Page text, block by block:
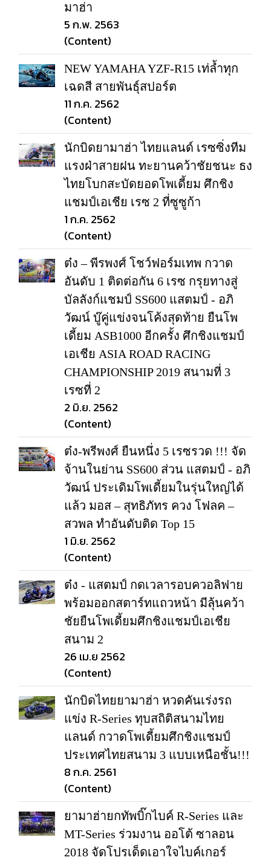
มาฮ่า
5 ก.พ. 2563
(Content)
NEW YAMAHA YZF-R15 เท่ล้ำทุก
เฉดสี สายพันธุ์สปอร์ต
11 ก.ค. 2562
(Content)
นักบิดยามาฮ่า ไทยแลนด์ เรซซิ่งทีม
แรงฝ่าสายฝน ทะยานคว้าชัยชนะ ธง
ไทยโบกสะบัดยอดโพเดี้ยม ศึกชิง
แชมป์เอเชีย เรซ 2 ที่ซูซูก้า
1 ก.ค. 2562
(Content)
ต๋ง – พีรพงศ์ โชว์ฟอร์มเทพ กวาด
อันดับ 1 ติดต่อกัน 6 เรซ กรุยทางสู่
บัลลังก์แชมป์ SS600 แสตมป์ - อภิ
วัฒน์ บู๊คู่แข่งจนโค้งสุดท้าย ยืนโพ
เดี้ยม ASB1000 อีกครั้ง ศึกชิงแชมป์
เอเชีย ASIA ROAD RACING
CHAMPIONSHIP 2019 สนามที่ 3
เรซที่ 2
2 มิ.ย. 2562
(Content)
ต๋ง-พรีพงศ์ ยืนหนึ่ง 5 เรซรวด !!! จัด
จ้านในย่าน SS600 ส่วน แสตมป์ - อภิ
วัฒน์ ประเดิมโพเดี้ยมในรุ่นใหญ่ได้
แล้ว มอส – สุทธิภัทร ควง โฟลค –
สวพล ทำอันดับติด Top 15
1 มิ.ย. 2562
(Content)
ต๋ง - แสตมป์ กดเวลารอบควอลิฟาย
พร้อมออกสตาร์ทแถวหน้า มีลุ้นคว้า
ชัยยืนโพเดี้ยมศึกชิงแชมป์เอเชีย
สนาม 2
26 เม.ย 2562
(Content)
นักบิดไทยยามาฮ่า หวดคันเร่งรถ
แข่ง R-Series ทุบสถิติสนามไทย
แลนด์ กวาดโพเดี้ยมศึกชิงแชมป์
ประเทศไทยสนาม 3 แบบเหนือชั้น!!!
8 ก.ค. 2561
(Content)
ยามาฮ่ายกทัพบิ๊กไบค์ R-Series และ
MT-Series ร่วมงาน ออโต้ ซาลอน
2018 จัดโปรเด็ดเอาใจไบค์เกอร์